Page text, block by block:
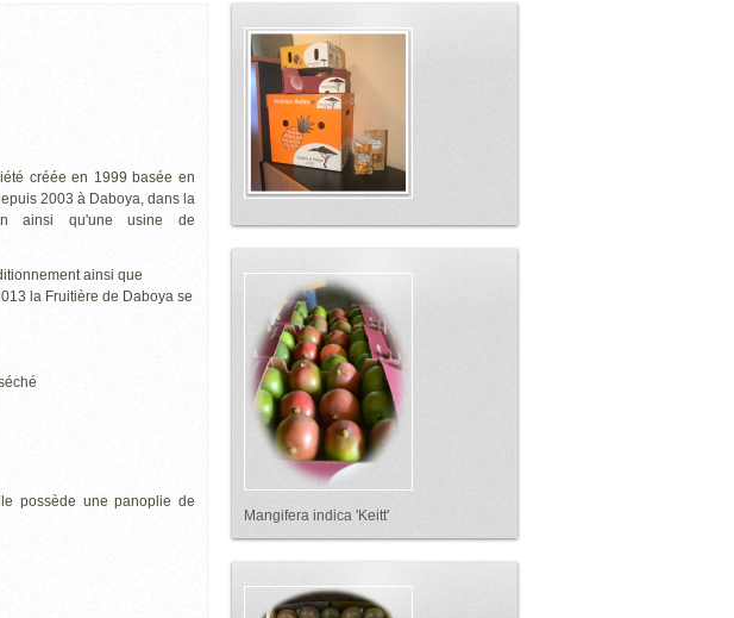
créée en 1999 basée en
2003 à Daboya, dans la
ainsi qu'une usine de
ainsi que
la Fruitière de Daboya se
possède une panoplie de
Mangifera indica 'Keitt'